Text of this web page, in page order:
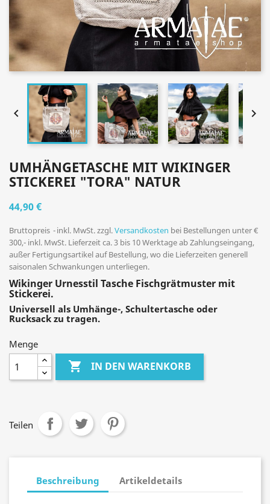
 
UMHÄNGETASCHE MIT WIKINGER
STICKEREI "TORA" NATUR
44,90 €
Bruttopreis inkl. MwSt. zzgl.Versandkosten bei Bestellungen unter €
300,- inkl. MwSt. Lieferzeit ca. 3 bis 10 Werktage ab Zahlungseingang,
außer Fertigungsartikel auf Bestellung, wo die Lieferzeiten generell
saisonalen Schwankungen unterliegen.
Wikinger Urnesstil Tasche Fischgrätmuster mit
Stickerei.
Universell als Umhänge-, Schultertasche oder
Rucksack zu tragen.
Menge
 IN DEN WARENKORB
Teilen
Beschreibung Artikeldetails